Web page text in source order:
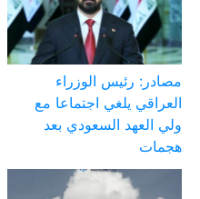
مصادر: رئيس الوزراء
العراقي يلغي اجتماعا مع
ولي العهد السعودي بعد
هجمات